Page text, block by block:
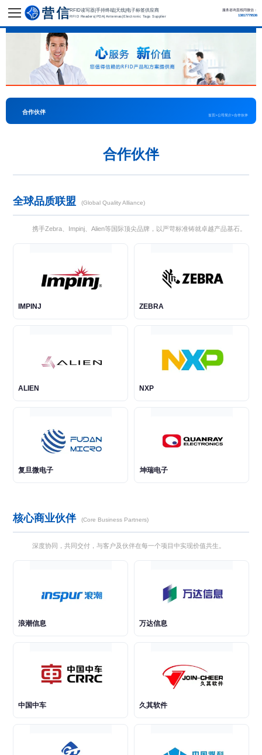
RFID读写器|手持终端|天线|电子标签供应商
RFID Readers|PDA|Antennas|Electronic Tags Supplier
服务咨询直线同微信：
13817779536
合作伙伴 首页 >公司简介>合作伙伴
合作伙伴
全球品质联盟 (Global Quality Alliance)
携手Zebra、Impinj、Alien等国际顶尖品牌，以严苛标准铸就卓越产品基石。
IMPINJ ZEBRA
ALIEN NXP
复旦微电子 坤瑞电子
核心商业伙伴 (Core Business Partners)
深度协同，共同交付，与客户及伙伴在每一个项目中实现价值共生。
浪潮信息 万达信息
中国中车 久其软件